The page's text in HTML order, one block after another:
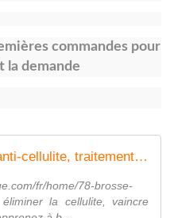
commandes pour
demande
Brossage à sec lymphe : anti-cellulite, traitement de l'acné et peau de rêve !
fr/home/78-brosse-
éliminer la cellulite, vaincre